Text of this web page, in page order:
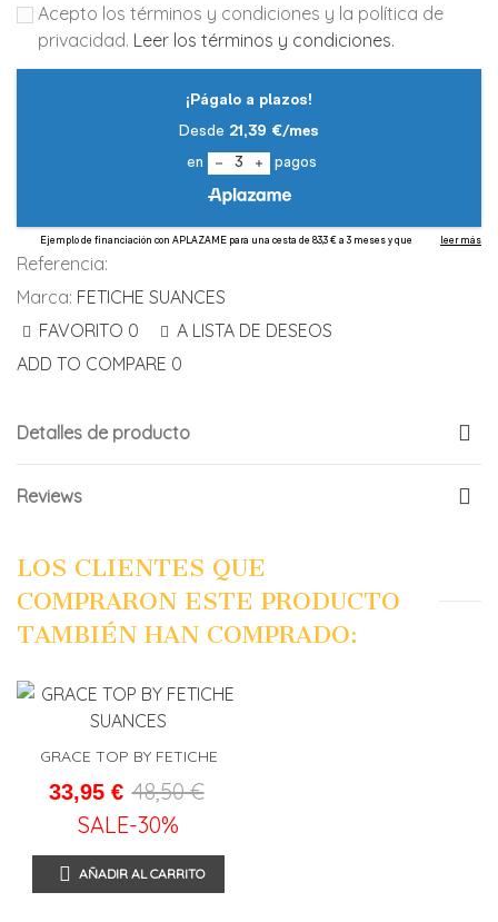
Acepto los términos y condiciones y la política de
privacidad. Leer los términos y condiciones.
Referencia:
Marca: FETICHE SUANCES
FAVORITO 0
A LISTA DE DESEOS
ADD TO COMPARE 0
Detalles de producto
Reviews
LOS CLIENTES QUE
COMPRARON ESTE PRODUCTO
TAMBIÉN HAN COMPRADO:
GRACE TOP BY FETICHE
SUANCES
33,95 € 48,50 €
SALE-30%
AÑADIR AL CARRITO